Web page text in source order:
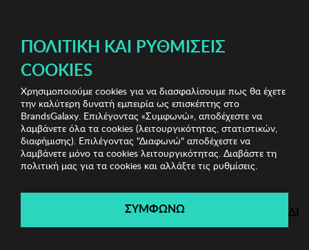
Branded Underwear Γυναικεία Εσώρουχα
Γυναικείο
Σλιπ Selene
Branded Underwear
Λήγει σε: 00ημέρες | 00ώρες 00λεπτά 00δευτ.
ΠΟΛΙΤΙΚΉ ΚΑΙ ΡΥΘΜΊΣΕΙΣ
COOKIES
Χρησιμοποιούμε cookies για να διασφαλίσουμε πως θα έχετε
την καλύτερη δυνατή εμπειρία ως επισκέπτης στο
BrandsGalaxy. Επιλέγοντας «Συμφωνώ», αποδέχεστε να
λαμβάνετε όλα τα cookies (λειτουργικότητας, στατιστικών,
διαφήμισης). Επιλέγοντας "Διαφωνώ" αποδέχεστε να
λαμβάνετε μόνο τα cookies λειτουργικότητας. Διαβάστε τη
πολιτική μας για τα cookies και αλλάξτε τις ρυθμίσεις.
ΣΥΜΦΩΝΩ